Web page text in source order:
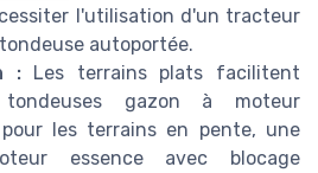
l'utilisation d'un tracteur
autoportée.
:Les terrains plats facilitent
gazon à moteur
les terrains en pente, une
essence avec blocage